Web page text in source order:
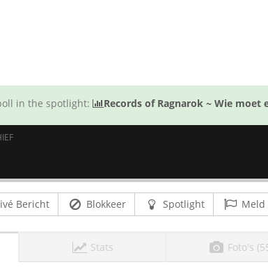
in the spotlight: Records of Ragnarok ~ Wie moet
Bericht Blokkeer Spotlight Meld
Stats Foto's